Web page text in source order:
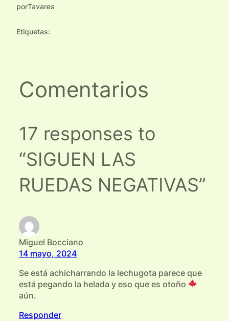
porTavares
Etiquetas:
Comentarios
17 responses to
“SIGUEN LAS
RUEDAS NEGATIVAS”
Miguel Bocciano
14 mayo, 2024
Se está achicharrando la lechugota parece que
está pegando la helada y eso que es otoño
aún.
Responder